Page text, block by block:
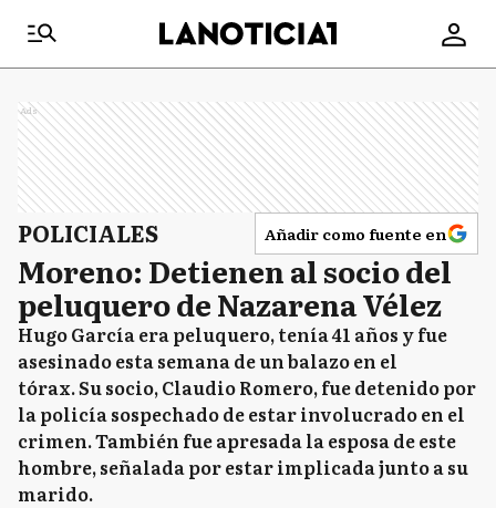
Ads
POLICIALES Añadir como fuente en
Moreno: Detienen al socio del
peluquero de Nazarena Vélez
Hugo García era peluquero, tenía 41 años y fue
asesinado esta semana de un balazo en el
tórax. Su socio, Claudio Romero, fue detenido por
la policía sospechado de estar involucrado en el
crimen. También fue apresada la esposa de este
hombre, señalada por estar implicada junto a su
marido.